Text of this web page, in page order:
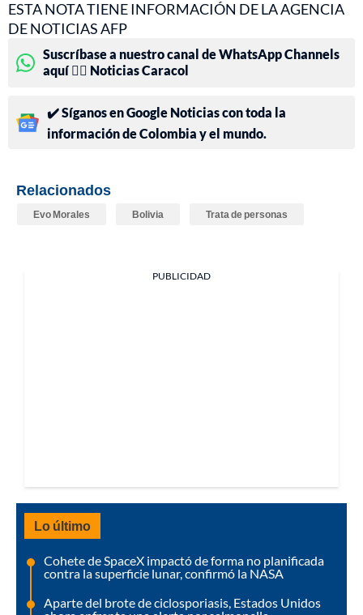
ESTA NOTA TIENE INFORMACIÓN DE LA AGENCIA
DE NOTICIAS AFP
Suscríbase a nuestro canal de WhatsApp Channels
aquí 👉🏻 Noticias Caracol
✔️ Síganos en Google Noticias con toda la
información de Colombia y el mundo.
Relacionados
Evo Morales Bolivia Trata de personas
PUBLICIDAD
Lo último
Cohete de SpaceX impactó de forma no planificada
contra la superficie lunar, confirmó la NASA
Aparte del brote de ciclosporiasis, Estados Unidos